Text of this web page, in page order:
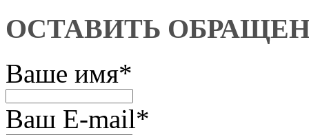
ОСТАВИТЬ
Ваше имя*
Ваш E-mail*